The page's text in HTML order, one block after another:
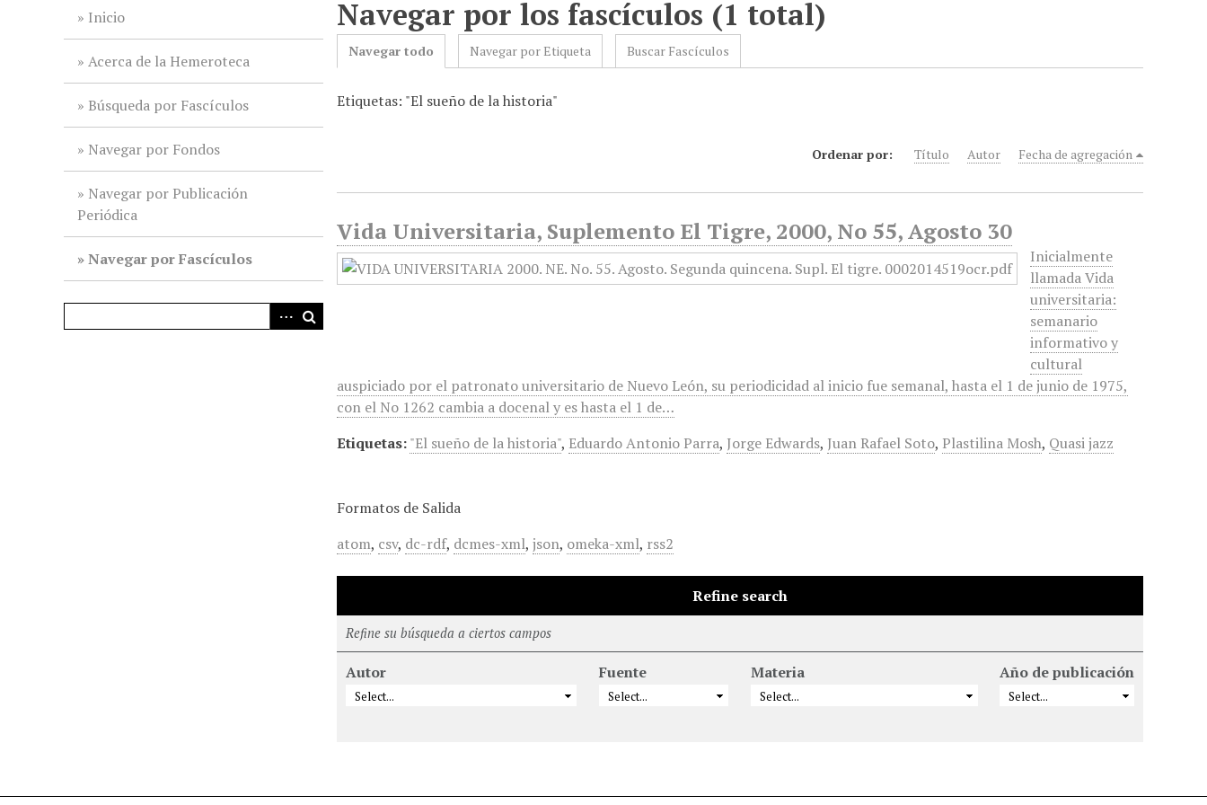
Inicio
Acerca de la Hemeroteca
Búsqueda por Fascículos
Navegar por Fondos
Navegar por Publicación
Periódica
Navegar por Fascículos
Navegar por los fascículos (1 total)
Navegar todo Navegar por Etiqueta Buscar Fascículos
Etiquetas: "El sueño de la historia"
Ordenar por: Título Autor Fecha de agregación
Vida Universitaria, Suplemento El Tigre, 2000, No 55, Agosto 30
Inicialmente
llamada Vida
universitaria:
semanario
informativo y
cultural
auspiciado por el patronato universitario de Nuevo León, su periodicidad al inicio fue semanal, hasta el 1 de junio de 1975,
con el No 1262 cambia a docenal y es hasta el 1 de…
Etiquetas:"El sueño de la historia", Eduardo Antonio Parra, Jorge Edwards, Juan Rafael Soto, Plastilina Mosh, Quasi jazz
Formatos de Salida
atom, csv, dc-rdf, dcmes-xml,json, omeka-xml, rss2
Refine search
Refine su búsqueda a ciertos campos
Autor Fuente Materia Año de publicación